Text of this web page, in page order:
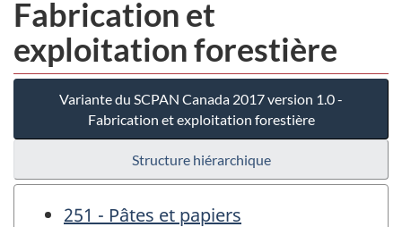
Fabrication et
exploitation forestière
Variante du SCPAN Canada 2017 version 1.0 -
Fabrication et exploitation forestière
Structure hiérarchique
251 - Pâtes et papiers